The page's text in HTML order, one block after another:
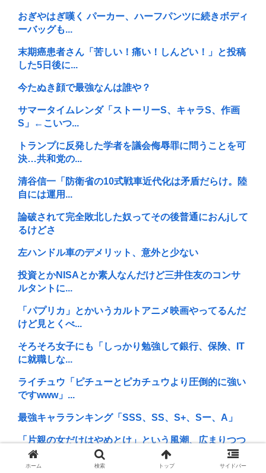
おぎやはぎ嘆く パーカー、ハーフパンツに続きボディ
ーバッグも...
末期癌患者さん「苦しい！痛い！しんどい！」と投稿
した5日後に...
今たぬき顔で最強なんは誰や？
サマータイムレンダ「ストーリーS、キャラS、作画
S」←こいつ...
トランプに反発した学者を議会侮辱罪に問うことを可
決…共和党の...
清谷信一「防衛省の10式戦車近代化は矛盾だらけ。陸
自には運用...
論破されて完全敗北した奴ってその後普通におんjして
るけどさ
左ハンドル車のデメリット、意外と少ない
投資とかNISAとか素人なんだけど三井住友のコンサ
ルタントに...
「パプリカ」とかいうカルトアニメ映画やってるんだ
けど見とくべ...
そろそろ女子にも「しっかり勉強して銀行、保険、IT
に就職しな...
ライチュウ「ピチューとピカチュウより圧倒的に強い
ですwww」...
最強キャラランキング「SSS、SS、S+、Sー、A」
「片親の女だけはやめとけ」という風潮、広まりつつ
ある
ホーム 検索 トップ サイドバー